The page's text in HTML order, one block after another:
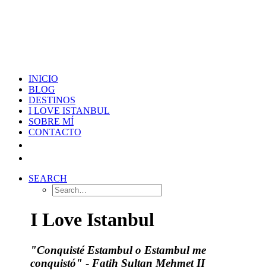
INICIO
BLOG
DESTINOS
I LOVE ISTANBUL
SOBRE MÍ
CONTACTO
SEARCH
I Love Istanbul
"Conquisté Estambul o Estambul me
conquistó" - Fatih Sultan Mehmet II